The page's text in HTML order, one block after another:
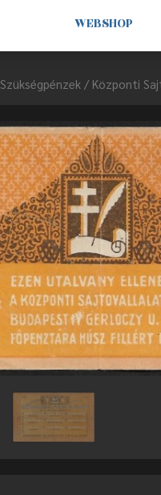
WEBSHOP
Szükségpénzek / Központi